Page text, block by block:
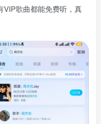
VIP歌曲都能免费听，真